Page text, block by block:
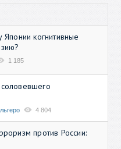
когнитивные
1 185
4 804
против России: